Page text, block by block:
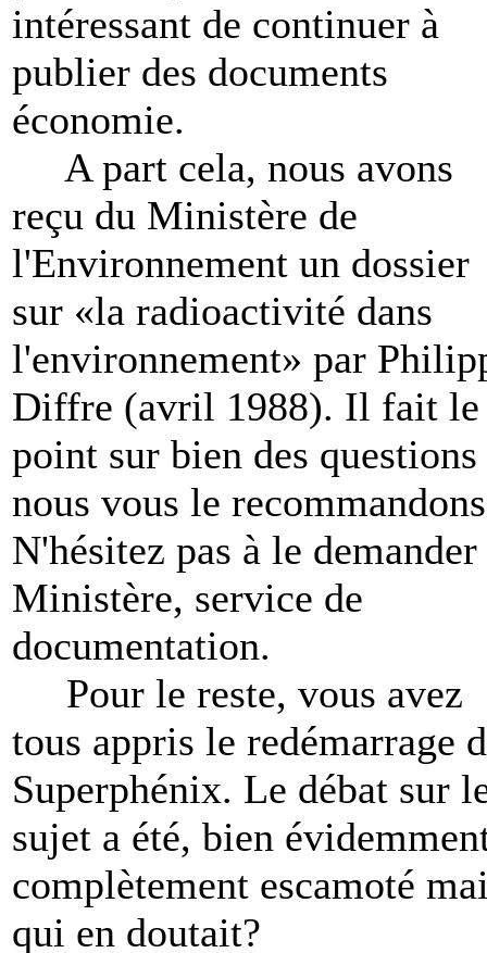
intéressant de continuer à
publier des documents
économie.
A part cela, nous avons
reçu du Ministère de
l'Environnement un dossier
sur «la radioactivité dans
l'environnement» par
Diffre (avril 1988). Il fait le
point sur bien des questions
nous vous le
N'hésitez pas à le demander
Ministère, service de
documentation.
Pour le reste, vous avez
tous appris le redémarrage
Superphénix. Le débat sur
sujet a été, bien
complètement escamoté
qui en doutait?